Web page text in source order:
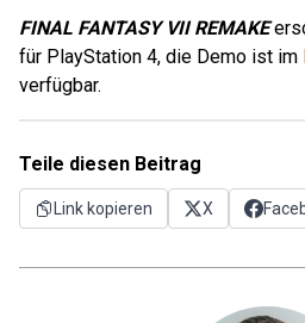
FINAL FANTASY VII REMAKE
für PlayStation 4, die Demo ist im
verfügbar.
Teile diesen Beitrag
Link kopieren X